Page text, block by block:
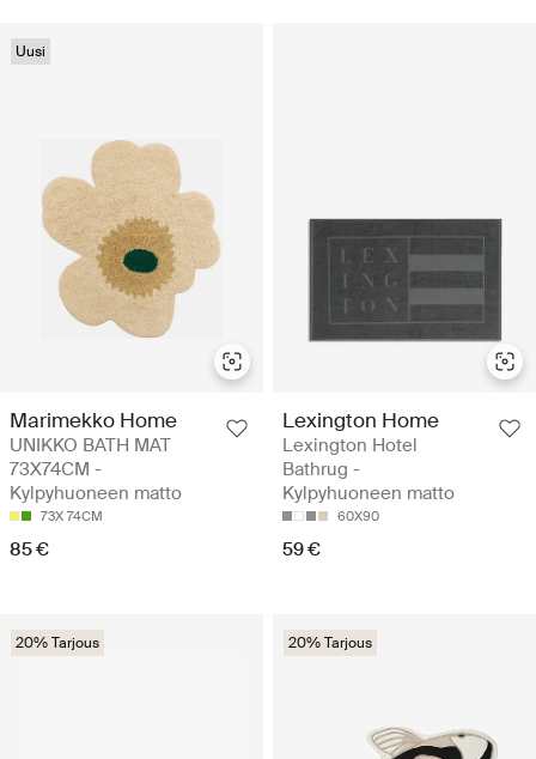
Uusi
Marimekko Home
UNIKKO BATH MAT
73X74CM -
Kylpyhuoneen matto
73X 74CM
85 €
Lexington Home
Lexington Hotel
Bathrug -
Kylpyhuoneen matto
60X90
59 €
20% Tarjous 20% Tarjous